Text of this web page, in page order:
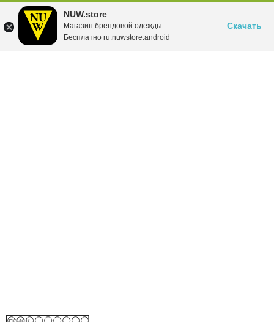
NUW.store
Магазин брендовой одежды
Бесплатно ru.nuwstore.android
Скачать